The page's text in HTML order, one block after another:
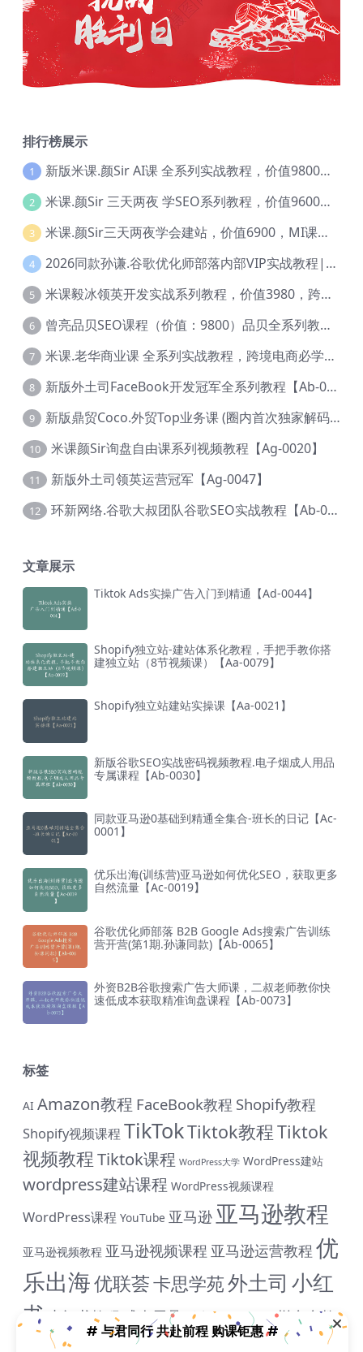
排行榜展示
1 新版米课.颜Sir AI课 全系列实战教程，价值9800，跨境首选！【Ag-0052】
2 米课.颜Sir 三天两夜 学SEO系列教程，价值9600元，跨境人都在学 【Ag-0056】
3 米课.颜Sir三天两夜学会建站，价值6900，MI课甄选课程 【Ag-0055】
4 2026同款孙谦.谷歌优化师部落内部VIP实战教程|价值4999元全网独家解码（官方报名版本）【@034】
5 米课毅冰领英开发实战系列教程，价值3980，跨境必选【Ag-0049】
6 曾亮品贝SEO课程（价值：9800）品贝全系列教程 【Ab-0022】
7 米课.老华商业课 全系列实战教程，跨境电商必学，价值16900元【Ag-0053】
8 新版外土司FaceBook开发冠军全系列教程【Ab-0021】
9 新版鼎贸Coco.外贸Top业务课 (圈内首次独家解码|460节课)【Ag-0091】
10 米课颜Sir询盘自由课系列视频教程【Ag-0020】
11 新版外土司领英运营冠军【Ag-0047】
12 环新网络.谷歌大叔团队谷歌SEO实战教程【Ab-0024】
文章展示
Tiktok Ads实操广告入门到精通【Ad-0044】
Shopify独立站-建站体系化教程，手把手教你搭
建独立站（8节视频课）【Aa-0079】
Shopify独立站建站实操课【Aa-0021】
新版谷歌SEO实战密码视频教程.电子烟成人用品
专属课程【Ab-0030】
同款亚马逊0基础到精通全集合-班长的日记【Ac-
0001】
优乐出海(训练营)亚马逊如何优化SEO，获取更多
自然流量【Ac-0019】
谷歌优化师部落 B2B Google Ads搜索广告训练
营开营(第1期.孙谦同款)【Ab-0065】
外资B2B谷歌搜索广告大师课，二叔老师教你快
速低成本获取精准询盘课程【Ab-0073】
标签
AI Amazon教程 FaceBook教程 Shopify教程
Shopify视频课程TikTokTiktok教程Tiktok
视频教程Tiktok课程 WordPress大学 WordPress建站
wordpress建站课程 WordPress视频课程
WordPress课程 YouTube 亚马逊 亚马逊教程
亚马逊视频教程 亚马逊视频课程 亚马逊运营教程 优
乐出海优联荟卡思学苑外土司 小红
书 小红书教程 成人用品 抖音教程 拼多多 拼多多教
# 与君同行 共赴前程 购课钜惠 #